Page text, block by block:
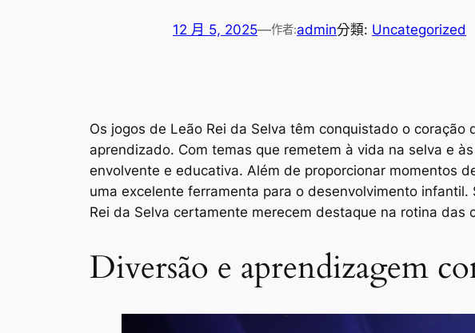
12 月 5, 2025—作者:admin分類: Uncategorized
Os jogos de Leão Rei da Selva têm conquistado o
aprendizado. Com temas que remetem à vida na selva e
envolvente e educativa. Além de proporcionar momentos
uma excelente ferramenta para o desenvolvimento
Rei da Selva certamente merecem destaque na rotina das
Diversão e aprendizagem